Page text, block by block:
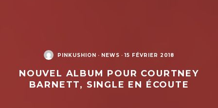
PINKUSHION · NEWS · 15 FÉVRIER 2018
NOUVEL ALBUM POUR COURTNEY
BARNETT, SINGLE EN ÉCOUTE